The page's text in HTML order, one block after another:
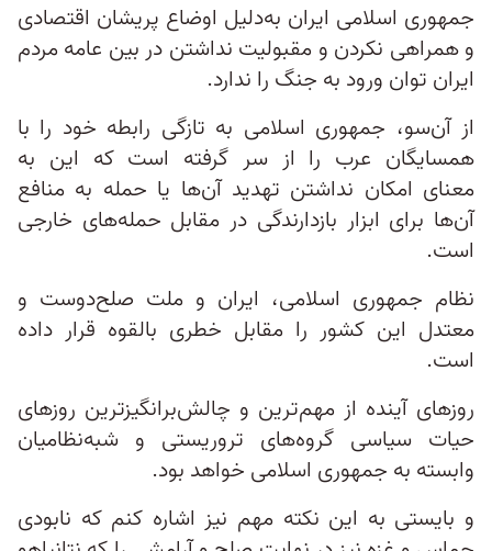
جمهوری اسلامی ایران به‌دلیل اوضاع پریشان اقتصادی
و همراهی نکردن و مقبولیت نداشتن در بین عامه مردم
ایران توان ورود به جنگ را ندارد.
از آن‌سو، جمهوری اسلامی به تازگی رابطه خود را با
همسایگان عرب را از سر گرفته است که این به
معنای امکان نداشتن تهدید آن‌ها یا حمله به منافع
آن‌ها برای ابزار بازدارندگی در مقابل حمله‌های خارجی
است.
نظام جمهوری اسلامی، ایران و ملت صلح‌دوست و
معتدل این کشور را مقابل خطری بالقوه قرار داده
است.
روزهای آینده از مهم‌ترین و چالش‌برانگیزترین روزهای
حیات سیاسی گروه‌های تروریستی و شبه‌نظامیان
وابسته به جمهوری اسلامی خواهد بود.
و بایستی به این نکته مهم نیز اشاره کنم که نابودی